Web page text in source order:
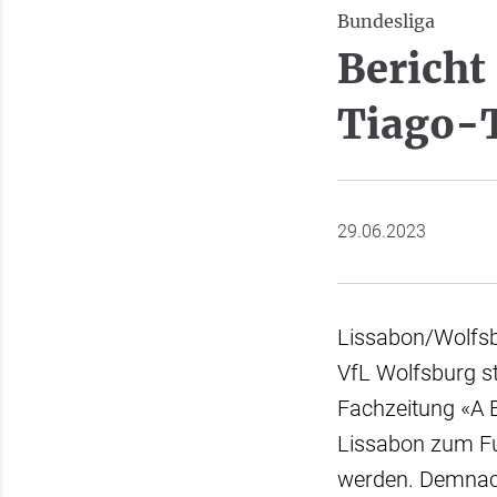
Bundesliga
Bericht
Tiago-
29.06.2023
Lissabon/
VfL Wolfsburg
Fachzeitung «A
Lissabon zum
werden.